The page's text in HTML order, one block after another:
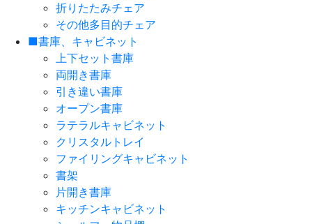
折りたたみチェア
その他多目的チェア
■書庫、キャビネット
上下セット書庫
両開き書庫
引き違い書庫
オープン書庫
ラテラルキャビネット
クリスタルトレイ
ファイリングキャビネット
書架
片開き書庫
キッチンキャビネット